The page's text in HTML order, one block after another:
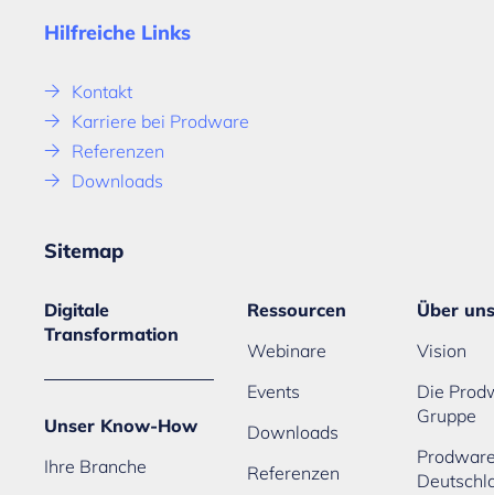
Hilfreiche Links
Kontakt
Karriere bei Prodware
Referenzen
Downloads
Sitemap
Digitale
Transformation
Unser Know-How
Ihre Branche
Ressourcen
Webinare
Events
Downloads
Referenzen
Über uns
Vision
Die
Gruppe